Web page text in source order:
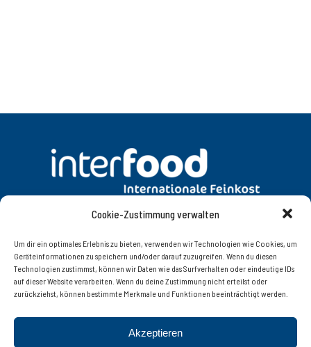
Cookie-Zustimmung verwalten
Um dir ein optimales Erlebnis zu bieten, verwenden wir Technologien wie Cookies, um
Geräteinformationen zu speichern und/oder darauf zuzugreifen. Wenn du diesen
Technologien zustimmst, können wir Daten wie das Surfverhalten oder eindeutige IDs
auf dieser Website verarbeiten. Wenn du deine Zustimmung nicht erteilst oder
zurückziehst, können bestimmte Merkmale und Funktionen beeinträchtigt werden.
Akzeptieren
KONTAKT IMPRESSUM
Innsbruckerstrasse 77, 6060 Hall in Tirol | Tel. +43 (0)